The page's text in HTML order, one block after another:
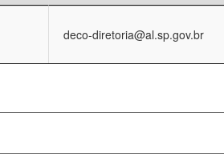
deco-diretoria@al.sp.gov.br